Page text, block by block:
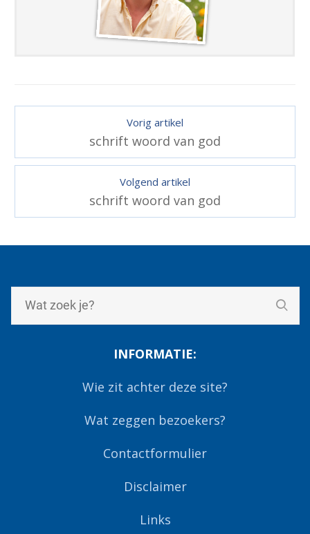
Vorig artikel
schrift woord van god
Volgend artikel
schrift woord van god
INFORMATIE:
Wie zit achter deze site?
Wat zeggen bezoekers?
Contactformulier
Disclaimer
Links